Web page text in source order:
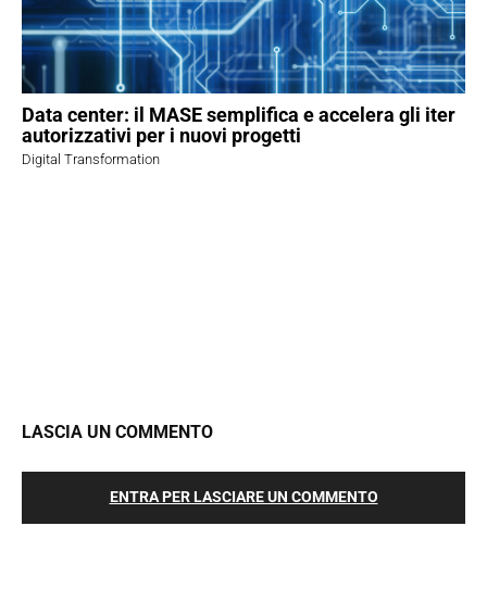
Data center: il MASE semplifica e accelera gli iter
autorizzativi per i nuovi progetti
Digital Transformation
LASCIA UN COMMENTO
ENTRA PER LASCIARE UN COMMENTO